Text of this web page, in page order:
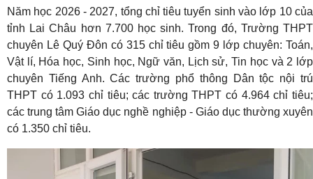
Năm học 2026 - 2027, tổng chỉ tiêu tuyển sinh vào lớp 10 của
tỉnh Lai Châu hơn 7.700 học sinh. Trong đó, Trường THPT
chuyên Lê Quý Đôn có 315 chỉ tiêu gồm 9 lớp chuyên: Toán,
Vật lí, Hóa học, Sinh học, Ngữ văn, Lịch sử, Tin học và 2 lớp
chuyên Tiếng Anh. Các trường phổ thông Dân tộc nội trú
THPT có 1.093 chỉ tiêu; các trường THPT có 4.964 chỉ tiêu;
các trung tâm Giáo dục nghề nghiệp - Giáo dục thường xuyên
có 1.350 chỉ tiêu.